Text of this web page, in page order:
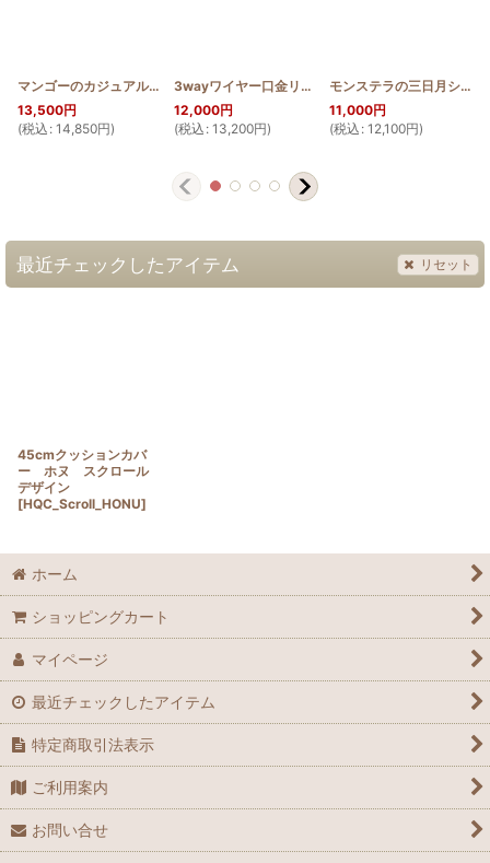
マンゴーのカジュアルビッグバッグ(高さ35cm) [ HQTB_MACHIBIG_MANGO
13,500円
(税込 : 14,850円)
3wayワイヤー口金リュック モンステラとティアレ
12,000円
(税込 : 13,200円)
モンステラの三日月ショルダーバッグ
11,000円
(税込 : 12,100円)
最近チェックしたアイテム リセット
45cmクッションカバ
ー ホヌ スクロール
デザイン
[HQC_Scroll_HONU]
ホーム
ショッピングカート
マイページ
最近チェックしたアイテム
特定商取引法表示
ご利用案内
お問い合せ